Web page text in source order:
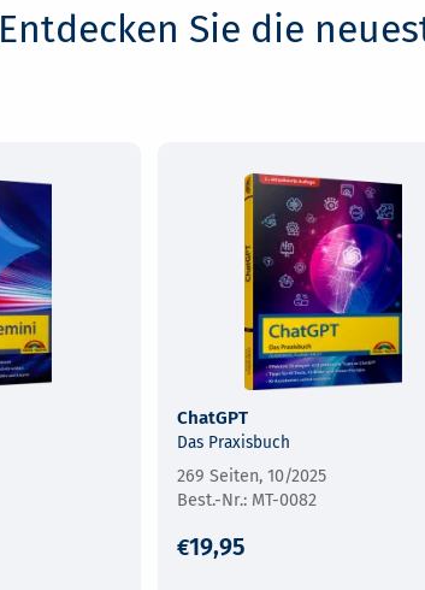
Entdecken Sie die
ChatGPT
Das Praxisbuch
269 Seiten, 10/2025
MT-0082
19,95